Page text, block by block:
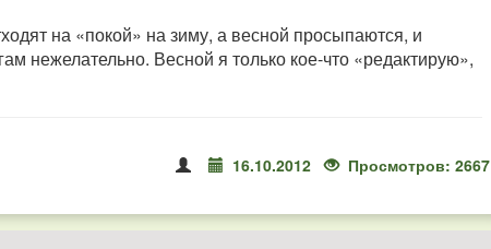
на «покой» на зиму, а весной просыпаются, и
нежелательно. Весной я только кое-что «редактирую»,
16.10.2012 Просмотров: 2667